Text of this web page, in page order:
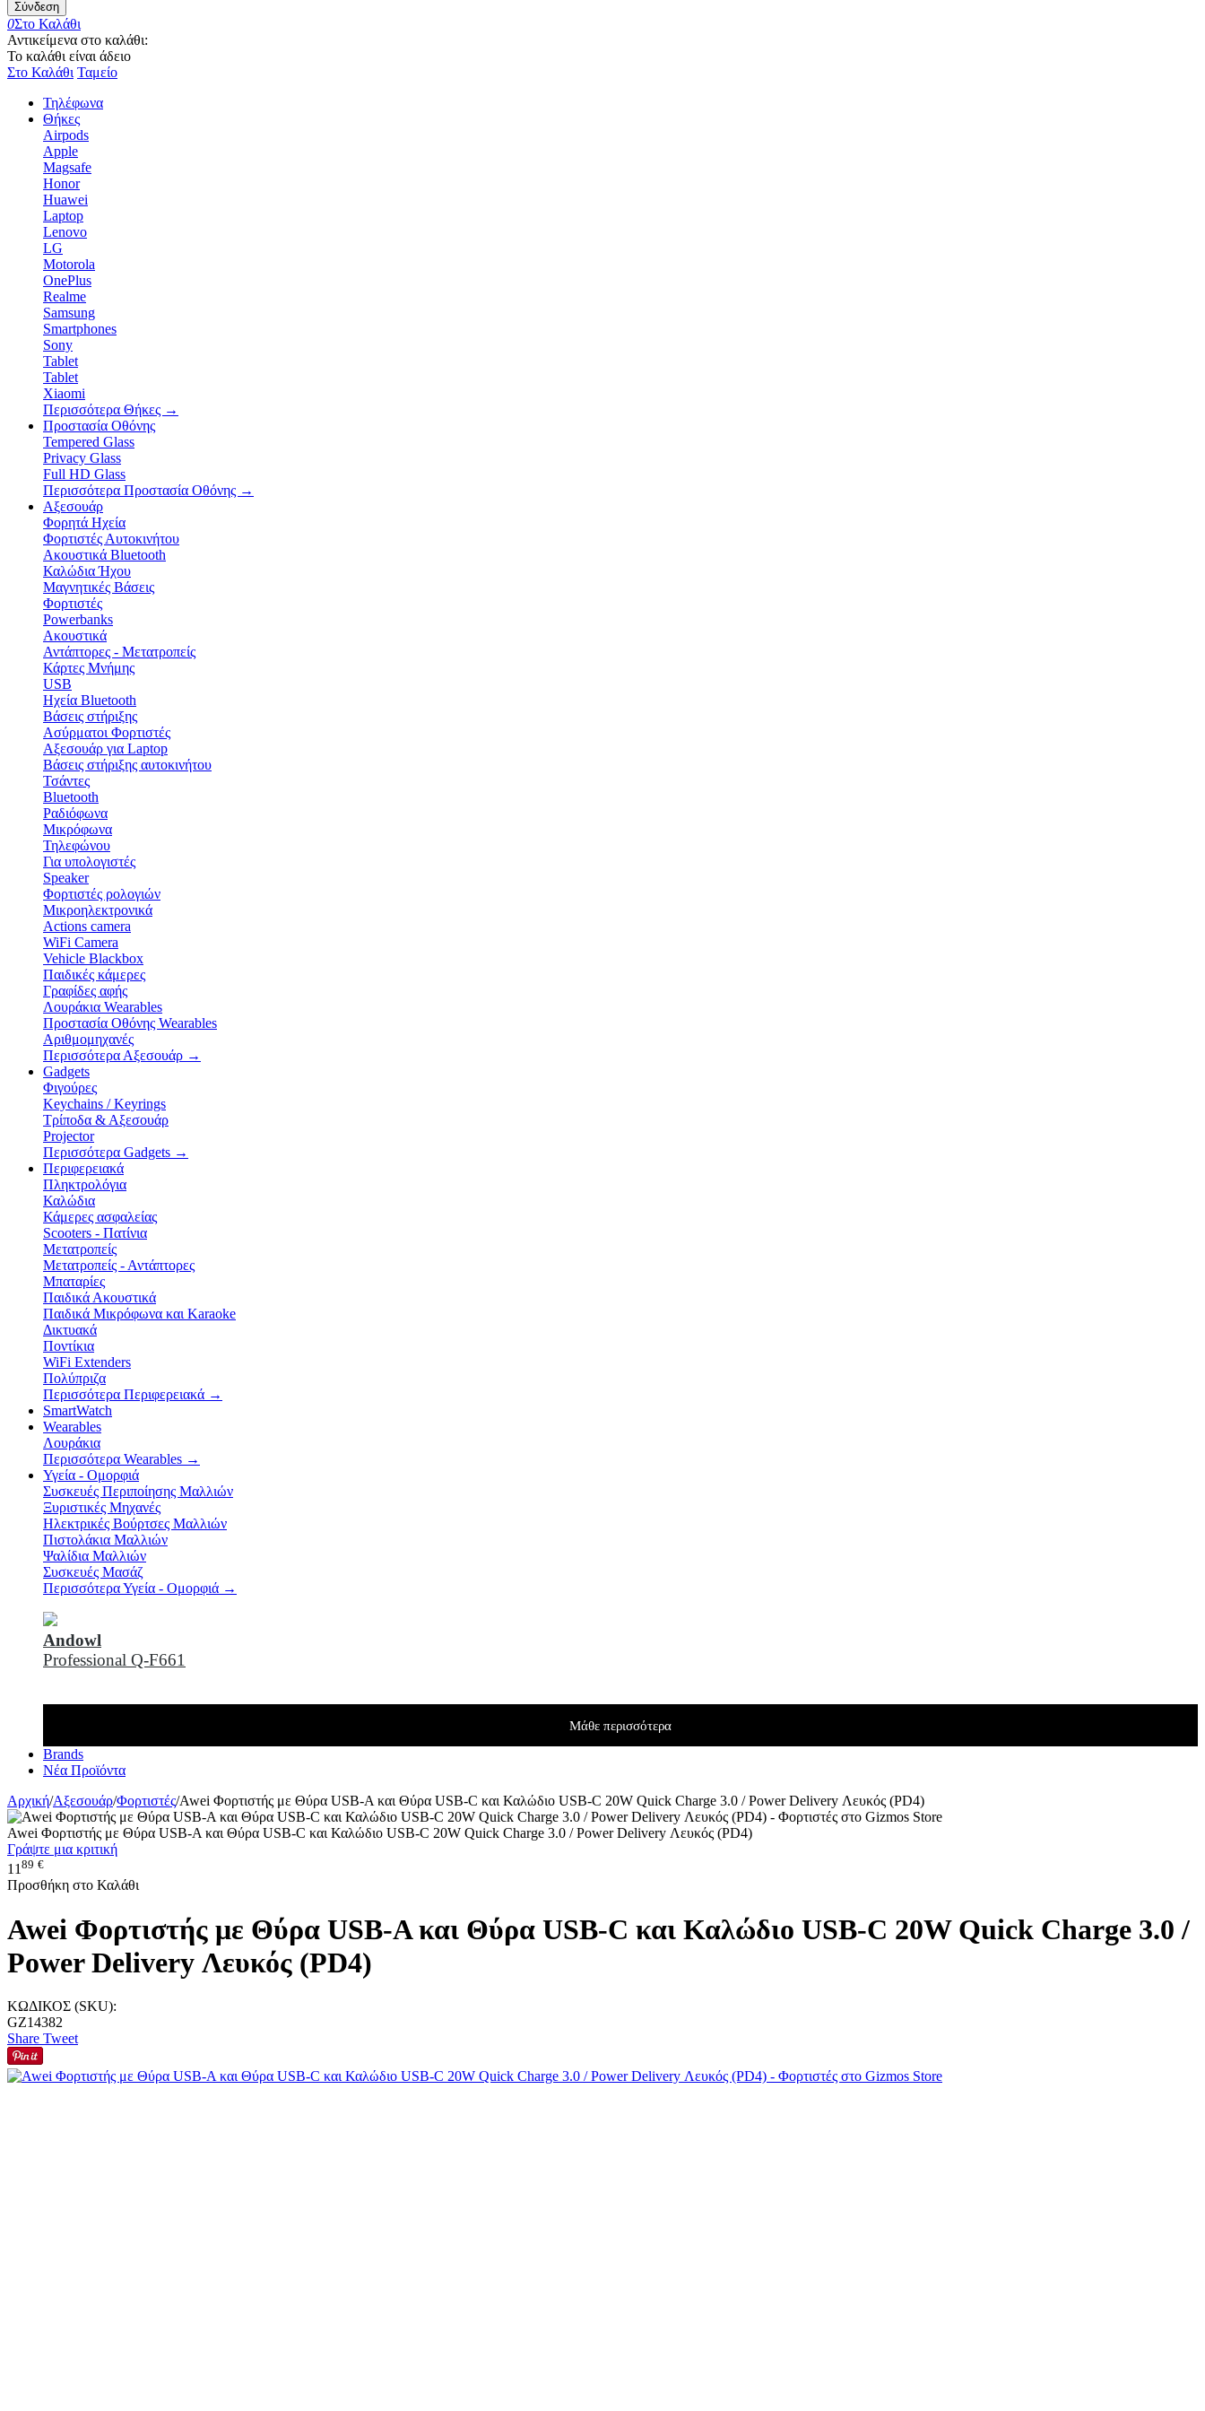
Σύνδεση
0Στο Καλάθι
Αντικείμενα στο καλάθι:
Το καλάθι είναι άδειο
Στο Καλάθι Ταμείο
Τηλέφωνα
Θήκες
Airpods
Apple
Magsafe
Honor
Huawei
Laptop
Lenovo
LG
Motorola
OnePlus
Realme
Samsung
Smartphones
Sony
Tablet
Tablet
Xiaomi
Περισσότερα Θήκες →
Προστασία Οθόνης
Tempered Glass
Privacy Glass
Full HD Glass
Περισσότερα Προστασία Οθόνης →
Αξεσουάρ
Φορητά Ηχεία
Φορτιστές Αυτοκινήτου
Ακουστικά Bluetooth
Καλώδια Ήχου
Μαγνητικές Βάσεις
Φορτιστές
Powerbanks
Ακουστικά
Αντάπτορες - Μετατροπείς
Κάρτες Μνήμης
USB
Ηχεία Bluetooth
Βάσεις στήριξης
Ασύρματοι Φορτιστές
Αξεσουάρ για Laptop
Βάσεις στήριξης αυτοκινήτου
Τσάντες
Bluetooth
Ραδιόφωνα
Μικρόφωνα
Τηλεφώνου
Για υπολογιστές
Speaker
Φορτιστές ρολογιών
Μικροηλεκτρονικά
Actions camera
WiFi Camera
Vehicle Blackbox
Παιδικές κάμερες
Γραφίδες αφής
Λουράκια Wearables
Προστασία Οθόνης Wearables
Αριθμομηχανές
Περισσότερα Αξεσουάρ →
Gadgets
Φιγούρες
Keychains / Keyrings
Τρίποδα & Αξεσουάρ
Projector
Περισσότερα Gadgets →
Περιφερειακά
Πληκτρολόγια
Καλώδια
Κάμερες ασφαλείας
Scooters - Πατίνια
Μετατροπείς
Μετατροπείς - Αντάπτορες
Μπαταρίες
Παιδικά Ακουστικά
Παιδικά Μικρόφωνα και Karaoke
Δικτυακά
Ποντίκια
WiFi Extenders
Πολύπριζα
Περισσότερα Περιφερειακά →
SmartWatch
Wearables
Λουράκια
Περισσότερα Wearables →
Υγεία - Ομορφιά
Συσκευές Περιποίησης Μαλλιών
Ξυριστικές Μηχανές
Ηλεκτρικές Βούρτσες Μαλλιών
Πιστολάκια Μαλλιών
Ψαλίδια Μαλλιών
Συσκευές Μασάζ
Περισσότερα Υγεία - Ομορφιά →
Andowl
Professional Q-F661
Μάθε περισσότερα
Brands
Νέα Προϊόντα
Αρχική/Αξεσουάρ/Φορτιστές/Awei Φορτιστής με Θύρα USB-A και Θύρα USB-C και Καλώδιο USB-C 20W Quick Charge 3.0 / Power Delivery Λευκός (PD4)
Awei Φορτιστής με Θύρα USB-A και Θύρα USB-C και Καλώδιο USB-C 20W Quick Charge 3.0 / Power Delivery Λευκός (PD4)
Γράψτε μια κριτική
11 89 €
Προσθήκη στο Καλάθι
Awei Φορτιστής με Θύρα USB-A και Θύρα USB-C και Καλώδιο USB-C 20W Quick Charge 3.0 /
Power Delivery Λευκός (PD4)
ΚΩΔΙΚΟΣ (SKU):
GZ14382
Share Tweet